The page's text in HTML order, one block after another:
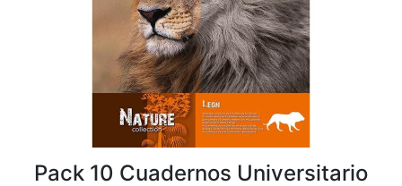
Pack 10 Cuadernos Universitario